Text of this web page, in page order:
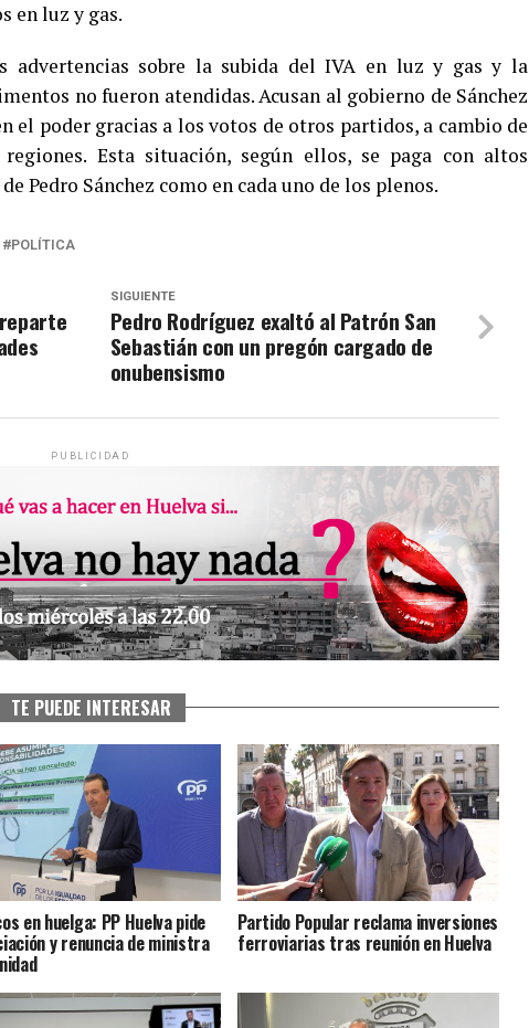
en luz y gas.
advertencias sobre la subida del IVA en luz y gas y la
no fueron atendidas. Acusan al gobierno de Sánchez
el poder gracias a los votos de otros partidos, a cambio de
Esta situación, según ellos, se paga con altos
Pedro Sánchez como en cada uno de los plenos.
POLÍTICA
SIGUIENTE
Pedro Rodríguez exaltó al Patrón San
Sebastián con un pregón cargado de
onubensismo
PUBLICIDAD
TE PUEDE INTERESAR
en huelga: PP Huelva pide
y renuncia de ministra
Partido Popular reclama inversiones
ferroviarias tras reunión en Huelva